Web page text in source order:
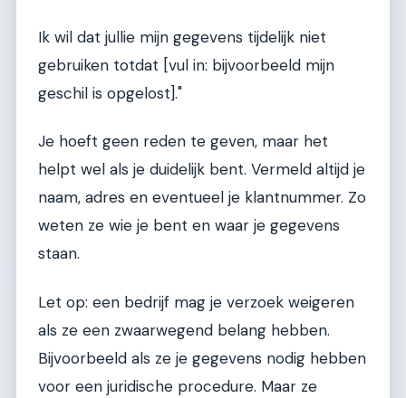
Ik wil dat jullie mijn gegevens tijdelijk niet
gebruiken totdat [vul in: bijvoorbeeld mijn
geschil is opgelost]."
Je hoeft geen reden te geven, maar het
helpt wel als je duidelijk bent. Vermeld altijd je
naam, adres en eventueel je klantnummer. Zo
weten ze wie je bent en waar je gegevens
staan.
Let op: een bedrijf mag je verzoek weigeren
als ze een zwaarwegend belang hebben.
Bijvoorbeeld als ze je gegevens nodig hebben
voor een juridische procedure. Maar ze